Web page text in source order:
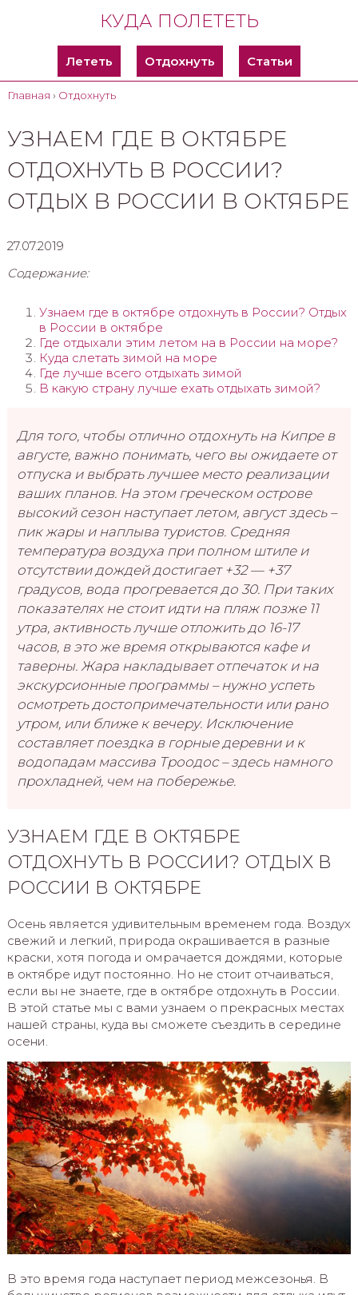
КУДА ПОЛЕТЕТЬ
Лететь Отдохнуть Статьи
Главная › Отдохнуть
УЗНАЕМ ГДЕ В ОКТЯБРЕ
ОТДОХНУТЬ В РОССИИ?
ОТДЫХ В РОССИИ В ОКТЯБРЕ
27.07.2019
Содержание:
Узнаем где в октябре отдохнуть в России? Отдых
в России в октябре
Где отдыхали этим летом на в России на море?
Куда слетать зимой на море
Где лучше всего отдыхать зимой
В какую страну лучше ехать отдыхать зимой?
Для того, чтобы отлично отдохнуть на Кипре в
августе, важно понимать, чего вы ожидаете от
отпуска и выбрать лучшее место реализации
ваших планов. На этом греческом острове
высокий сезон наступает летом, август здесь –
пик жары и наплыва туристов. Средняя
температура воздуха при полном штиле и
отсутствии дождей достигает +32 — +37
градусов, вода прогревается до 30. При таких
показателях не стоит идти на пляж позже 11
утра, активность лучше отложить до 16-17
часов, в это же время открываются кафе и
таверны. Жара накладывает отпечаток и на
экскурсионные программы – нужно успеть
осмотреть достопримечательности или рано
утром, или ближе к вечеру. Исключение
составляет поездка в горные деревни и к
водопадам массива Троодос – здесь намного
прохладней, чем на побережье.
УЗНАЕМ ГДЕ В ОКТЯБРЕ
ОТДОХНУТЬ В РОССИИ? ОТДЫХ В
РОССИИ В ОКТЯБРЕ
Осень является удивительным временем года. Воздух
свежий и легкий, природа окрашивается в разные
краски, хотя погода и омрачается дождями, которые
в октябре идут постоянно. Но не стоит отчаиваться,
если вы не знаете, где в октябре отдохнуть в России.
В этой статье мы с вами узнаем о прекрасных местах
нашей страны, куда вы сможете съездить в середине
осени.
В это время года наступает период межсезонья. В